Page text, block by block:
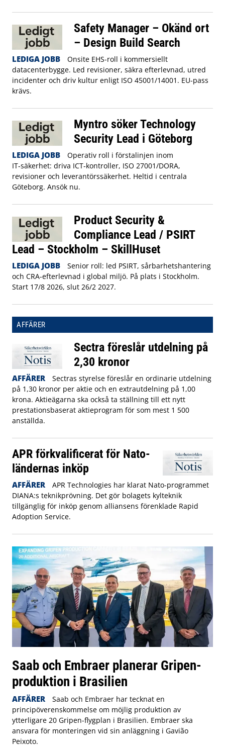
Safety Manager – Okänd ort
– Design Build Search
LEDIGA JOBB
Onsite EHS-roll i kommersiellt
datacenterbygge. Led revisioner, säkra efterlevnad, utred
incidenter och driv kultur enligt ISO 45001/14001. EU-pass
krävs.
Myntro söker Technology
Security Lead i Göteborg
LEDIGA JOBB
Operativ roll i förstalinjen inom
IT‑säkerhet: driva ICT‑kontroller, ISO 27001/DORA,
revisioner och leverantörssäkerhet. Heltid i centrala
Göteborg. Ansök nu.
Product Security &
Compliance Lead / PSIRT
Lead – Stockholm – SkillHuset
LEDIGA JOBB
Senior roll: led PSIRT, sårbarhetshantering
och CRA-efterlevnad i global miljö. På plats i Stockholm.
Start 17/8 2026, slut 26/2 2027.
AFFÄRER
Sectra föreslår utdelning på
2,30 kronor
AFFÄRER
Sectras styrelse föreslår en ordinarie utdelning
på 1,30 kronor per aktie och en extrautdelning på 1,00
krona. Aktieägarna ska också ta ställning till ett nytt
prestationsbaserat aktieprogram för som mest 1 500
anställda.
APR förkvalificerat för Nato-
ländernas inköp
AFFÄRER
APR Technologies har klarat Nato-programmet
DIANA:s teknikprövning. Det gör bolagets kylteknik
tillgänglig för inköp genom alliansens förenklade Rapid
Adoption Service.
Saab och Embraer planerar Gripen-
produktion i Brasilien
AFFÄRER
Saab och Embraer har tecknat en
principöverenskommelse om möjlig produktion av
ytterligare 20 Gripen-flygplan i Brasilien. Embraer ska
ansvara för monteringen vid sin anläggning i Gavião
Peixoto.